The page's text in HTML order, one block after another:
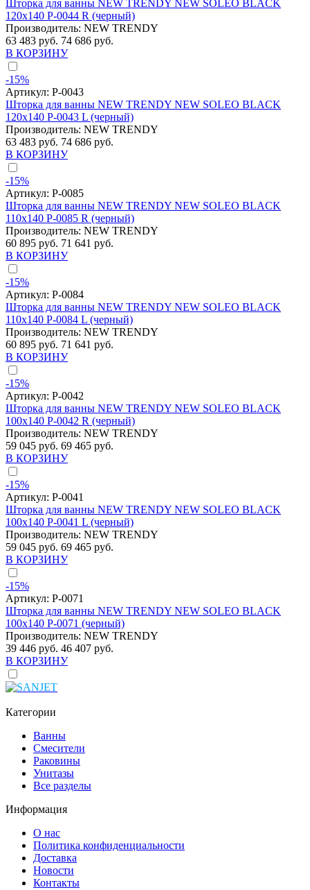
Шторка для ванны NEW TRENDY NEW SOLEO BLACK
120x140 P-0044 R (черный)
Производитель: NEW TRENDY
63 483 руб. 74 686 руб.
В КОРЗИНУ
-15%
Артикул: P-0043
Шторка для ванны NEW TRENDY NEW SOLEO BLACK
120x140 P-0043 L (черный)
Производитель: NEW TRENDY
63 483 руб. 74 686 руб.
В КОРЗИНУ
-15%
Артикул: P-0085
Шторка для ванны NEW TRENDY NEW SOLEO BLACK
110x140 P-0085 R (черный)
Производитель: NEW TRENDY
60 895 руб. 71 641 руб.
В КОРЗИНУ
-15%
Артикул: P-0084
Шторка для ванны NEW TRENDY NEW SOLEO BLACK
110x140 P-0084 L (черный)
Производитель: NEW TRENDY
60 895 руб. 71 641 руб.
В КОРЗИНУ
-15%
Артикул: P-0042
Шторка для ванны NEW TRENDY NEW SOLEO BLACK
100x140 P-0042 R (черный)
Производитель: NEW TRENDY
59 045 руб. 69 465 руб.
В КОРЗИНУ
-15%
Артикул: P-0041
Шторка для ванны NEW TRENDY NEW SOLEO BLACK
100x140 P-0041 L (черный)
Производитель: NEW TRENDY
59 045 руб. 69 465 руб.
В КОРЗИНУ
-15%
Артикул: P-0071
Шторка для ванны NEW TRENDY NEW SOLEO BLACK
100x140 P-0071 (черный)
Производитель: NEW TRENDY
39 446 руб. 46 407 руб.
В КОРЗИНУ
Категории
Ванны
Смесители
Раковины
Унитазы
Все разделы
Информация
О нас
Политика конфиденциальности
Доставка
Новости
Контакты